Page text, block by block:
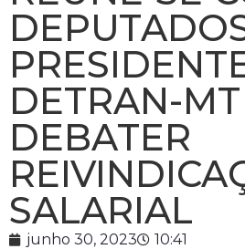
DETRAN-
DEBATER
SALARIAL
junho 30, 2023
10:41